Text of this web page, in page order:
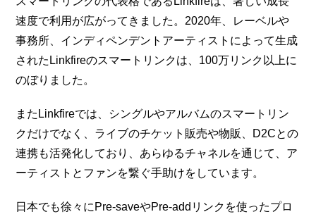
速度で利用が広がってきました。2020年、レーベルや
事務所、インディペンデントアーティストによって生成
されたLinkfireのスマートリンクは、100万リンク以上に
のぼりました。
またLinkfireでは、シングルやアルバムのスマートリン
クだけでなく、ライブのチケット販売や物販、D2Cとの
連携も活発化しており、あらゆるチャネルを通じて、ア
ーティストとファンを繋ぐ手助けをしています。
日本でも徐々にPre-saveやPre-addリンクを使ったプロ